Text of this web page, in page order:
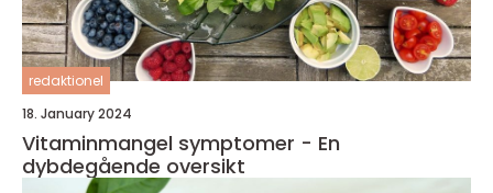
redaktionel
18. January 2024
Vitaminmangel symptomer - En
dybdegående oversikt